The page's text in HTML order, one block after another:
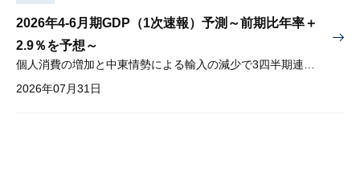
2026年4-6月期GDP（1次速報）予測～前期比年率＋
2.9％を予想～
2026年07月31日